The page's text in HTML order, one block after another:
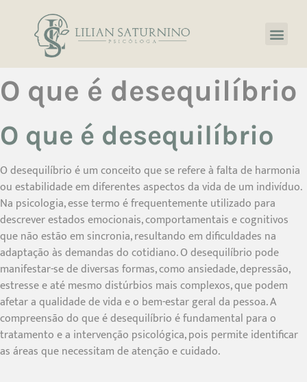
O que é desequilíbrio
O que é desequilíbrio
O desequilíbrio é um conceito que se refere à falta de harmonia
ou estabilidade em diferentes aspectos da vida de um indivíduo.
Na psicologia, esse termo é frequentemente utilizado para
descrever estados emocionais, comportamentais e cognitivos
que não estão em sincronia, resultando em dificuldades na
adaptação às demandas do cotidiano. O desequilíbrio pode
manifestar-se de diversas formas, como ansiedade, depressão,
estresse e até mesmo distúrbios mais complexos, que podem
afetar a qualidade de vida e o bem-estar geral da pessoa. A
compreensão do que é desequilíbrio é fundamental para o
tratamento e a intervenção psicológica, pois permite identificar
as áreas que necessitam de atenção e cuidado.